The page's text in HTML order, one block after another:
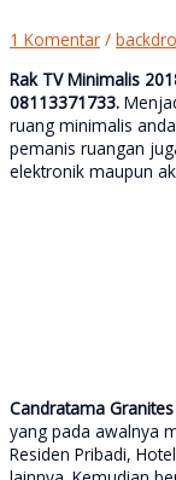
1 Komentar /
Rak TV Minimalis
08113371733.
ruang minimalis
pemanis ruangan
elektronik maupun
Candratama Granites
yang pada awalnya
Residen Pribadi,